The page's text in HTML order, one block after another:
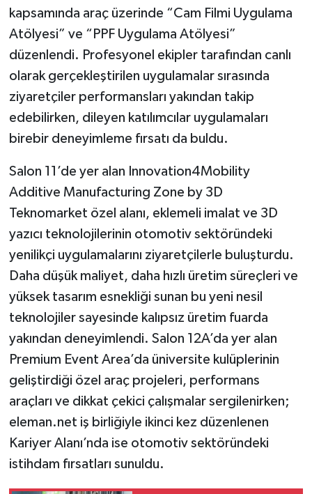
kapsamında araç üzerinde “Cam Filmi Uygulama
Atölyesi” ve “PPF Uygulama Atölyesi”
düzenlendi. Profesyonel ekipler tarafından canlı
olarak gerçekleştirilen uygulamalar sırasında
ziyaretçiler performansları yakından takip
edebilirken, dileyen katılımcılar uygulamaları
birebir deneyimleme fırsatı da buldu.
Salon 11’de yer alan Innovation4Mobility
Additive Manufacturing Zone by 3D
Teknomarket özel alanı, eklemeli imalat ve 3D
yazıcı teknolojilerinin otomotiv sektöründeki
yenilikçi uygulamalarını ziyaretçilerle buluşturdu.
Daha düşük maliyet, daha hızlı üretim süreçleri ve
yüksek tasarım esnekliği sunan bu yeni nesil
teknolojiler sayesinde kalıpsız üretim fuarda
yakından deneyimlendi. Salon 12A’da yer alan
Premium Event Area’da üniversite kulüplerinin
geliştirdiği özel araç projeleri, performans
araçları ve dikkat çekici çalışmalar sergilenirken;
eleman.net iş birliğiyle ikinci kez düzenlenen
Kariyer Alanı’nda ise otomotiv sektöründeki
istihdam fırsatları sunuldu.